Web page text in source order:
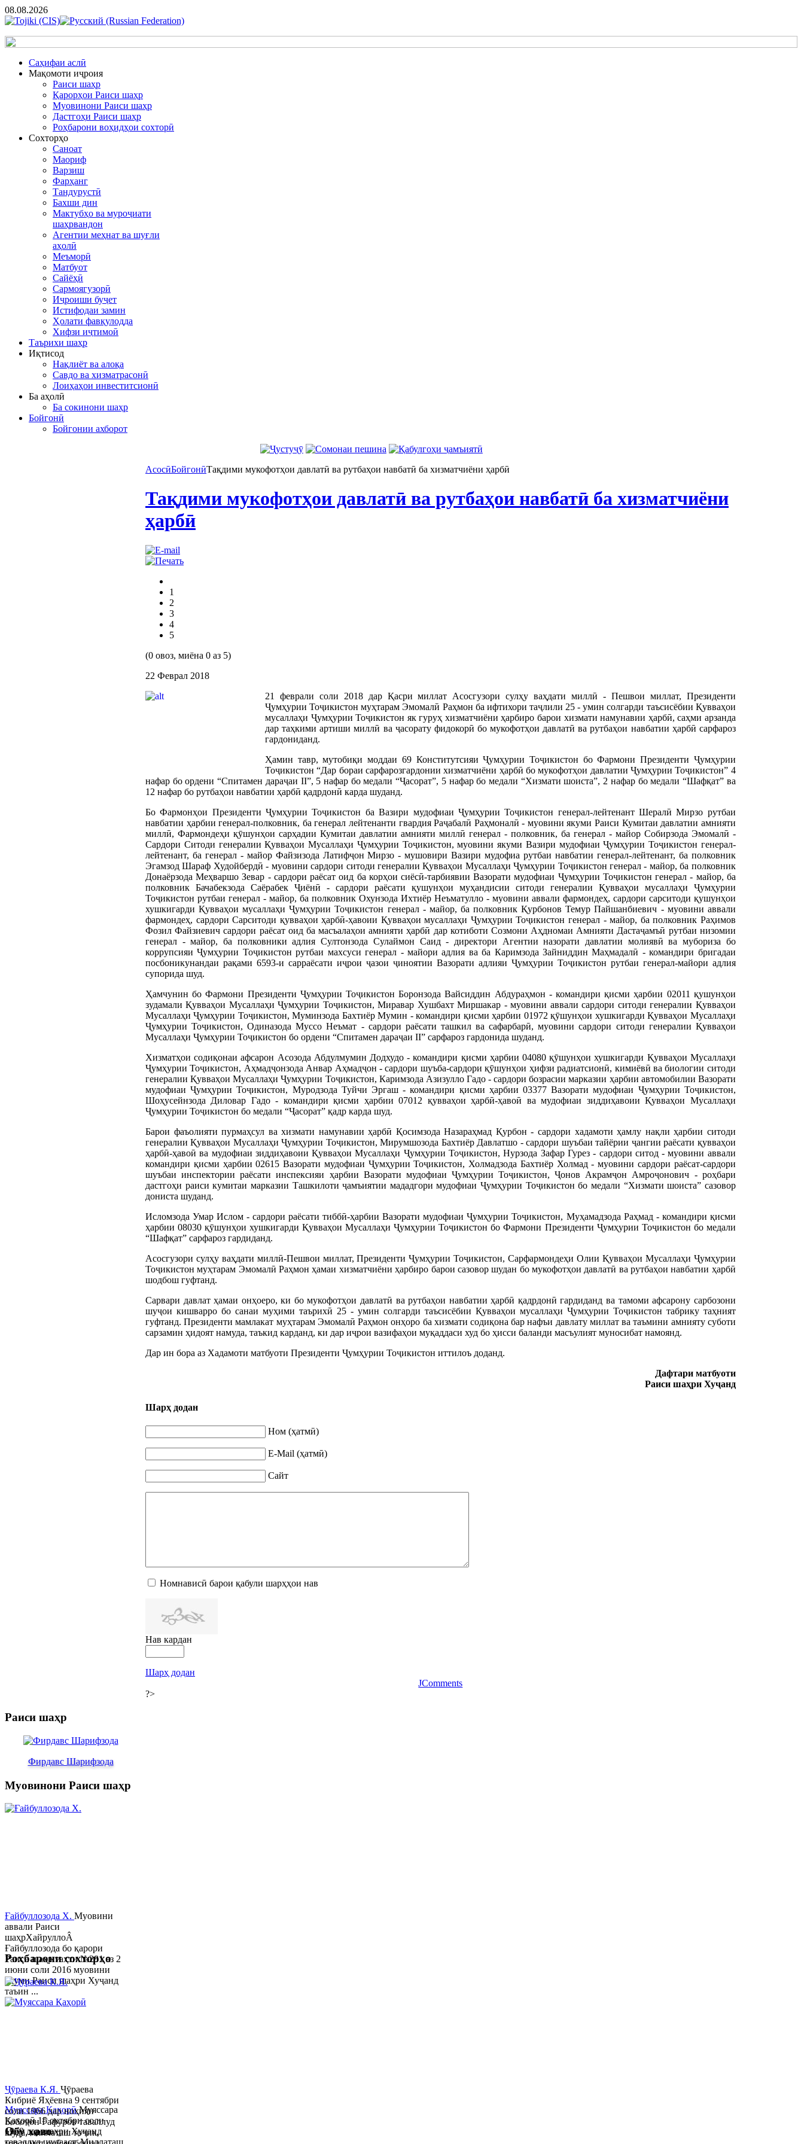
08.08.2026
Cаҳифаи аслӣ
Мақомоти иҷроия
Раиси шаҳр
Қарорҳои Раиси шаҳр
Муовинони Раиси шаҳр
Дастгоҳи Раиси шаҳр
Роҳбарони воҳидҳои сохторӣ
Сохторҳо
Саноат
Маориф
Варзиш
Фарҳанг
Тандурустӣ
Бахши дин
Мактубҳо ва муроҷиати
шаҳрвандон
Агентии меҳнат ва шуғли
аҳолӣ
Меъморӣ
Матбуот
Сайёҳӣ
Сармоягузорӣ
Иҷроиши буҷет
Истифодаи замин
Ҳолати фавқулодда
Хифзи иҷтимоӣ
Таърихи шаҳр
Иқтисод
Нақлиёт ва алоқа
Савдо ва хизматрасонӣ
Лоиҳаҳои инвеститсионӣ
Ба аҳолӣ
Ба сокинони шаҳр
Бойгонӣ
Бойгонии ахборот
АсосӣБойгонӣТақдими мукофотҳои давлатӣ ва рутбаҳои навбатӣ ба хизматчиёни ҳарбӣ
Тақдими мукофотҳои давлатӣ ва рутбаҳои навбатӣ ба хизматчиёни
ҳарбӣ
1
2
3
4
5
(0 овоз, миёна 0 аз 5)
22 Феврал 2018
21 феврали соли 2018 дар Қасри миллат Асосгузори сулҳу ваҳдати миллӣ - Пешвои миллат, Президенти
Ҷумҳурии Тоҷикистон муҳтарам Эмомалӣ Раҳмон ба ифтихори таҷлили 25 - умин солгарди таъсисёбии Қувваҳои
мусаллаҳи Ҷумҳурии Тоҷикистон як гуруҳ хизматчиёни ҳарбиро барои хизмати намунавии ҳарбӣ, саҳми арзанда
дар таҳкими артиши миллӣ ва ҷасорату фидокорӣ бо мукофотҳои давлатӣ ва рутбаҳои навбатии ҳарбӣ сарфароз
гардониданд.
Ҳамин тавр, мутобиқи моддаи 69 Конститутсияи Ҷумҳурии Тоҷикистон бо Фармони Президенти Ҷумҳурии
Тоҷикистон “Дар бораи сарфарозгардонии хизматчиёни ҳарбӣ бо мукофотҳои давлатии Ҷумҳурии Тоҷикистон” 4
нафар бо ордени “Спитамен дараҷаи II”, 5 нафар бо медали “Ҷасорат”, 5 нафар бо медали “Хизмати шоиста”, 2 нафар бо медали “Шафқат” ва
12 нафар бо рутбаҳои навбатии ҳарбӣ қадрдонӣ карда шуданд.
Бо Фармонҳои Президенти Ҷумҳурии Тоҷикистон ба Вазири мудофиаи Ҷумҳурии Тоҷикистон генерал-лейтенант Шералӣ Мирзо рутбаи
навбатии ҳарбии генерал-полковник, ба генерал лейтенанти гвардия Раҷабалӣ Раҳмоналӣ - муовини якуми Раиси Кумитаи давлатии амнияти
миллӣ, Фармондеҳи қӯшунҳои сарҳадии Кумитаи давлатии амнияти миллӣ генерал - полковник, ба генерал - майор Собирзода Эмомалӣ -
Сардори Ситоди генералии Қувваҳои Мусаллаҳи Ҷумҳурии Тоҷикистон, муовини якуми Вазири мудофиаи Ҷумҳурии Тоҷикистон генерал-
лейтенант, ба генерал - майор Файзизода Латифҷон Мирзо - мушовири Вазири мудофиа рутбаи навбатии генерал-лейтенант, ба полковник
Эгамзод Шараф Худойбердӣ - муовини сардори ситоди генералии Қувваҳои Мусаллаҳи Ҷумҳурии Тоҷикистон генерал - майор, ба полковник
Донаёрзода Меҳваршо Зевар - сардори раёсат оид ба корҳои сиёсӣ-тарбиявии Вазорати мудофиаи Ҷумҳурии Тоҷикистон генерал - майор, ба
полковник Бачабекзода Саёрабек Ҷиёнӣ - сардори раёсати қушунҳои муҳандисии ситоди генералии Қувваҳои мусаллаҳи Ҷумҳурии
Тоҷикистон рутбаи генерал - майор, ба полковник Охунзода Ихтиёр Неъматулло - муовини аввали фармондеҳ, сардори сарситоди қушунҳои
хушкигарди Қувваҳои мусаллаҳи Ҷумҳурии Тоҷикистон генерал - майор, ба полковник Қурбонов Темур Пайшанбиевич - муовини аввали
фармондеҳ, сардори Сарситоди қувваҳои ҳарбӣ-ҳавоии Қувваҳои мусаллаҳи Ҷумҳурии Тоҷикистон генерал - майор, ба полковник Раҳимов
Фозил Файзиевич сардори раёсат оид ба масъалаҳои амнияти ҳарбӣ дар котиботи Созмони Аҳдномаи Амнияти Дастаҷамъӣ рутбаи низомии
генерал - майор, ба полковники адлия Султонзода Сулаймон Саид - директори Агентии назорати давлатии молиявӣ ва мубориза бо
коррупсияи Ҷумҳурии Тоҷикистон рутбаи махсуси генерал - майори адлия ва ба Каримзода Зайниддин Маҳмадалӣ - командири бригадаи
посбоникунандаи рақами 6593-и сарраёсати иҷрои ҷазои ҷиноятии Вазорати адлияи Ҷумҳурии Тоҷикистон рутбаи генерал-майори адлия
супорида шуд.
Ҳамчунин бо Фармони Президенти Ҷумҳурии Тоҷикистон Боронзода Вайсиддин Абдураҳмон - командири қисми ҳарбии 02011 қушунҳои
зудамали Қувваҳои Мусаллаҳи Ҷумҳурии Тоҷикистон, Миравар Хушбахт Миршакар - муовини аввали сардори ситоди генералии Қувваҳои
Мусаллаҳи Ҷумҳурии Тоҷикистон, Муминзода Бахтиёр Мумин - командири қисми ҳарбии 01972 қӯшунҳои хушкигарди Қувваҳои Мусаллаҳи
Ҷумҳурии Тоҷикистон, Одиназода Муссо Неъмат - сардори раёсати ташкил ва сафарбарӣ, муовини сардори ситоди генералии Қувваҳои
Мусаллаҳи Ҷумҳурии Тоҷикистон бо ордени “Спитамен дараҷаи II” сарфароз гардонида шуданд.
Хизматҳои содиқонаи афсарон Асозода Абдулмумин Додхудо - командири қисми ҳарбии 04080 қӯшунҳои хушкигарди Қувваҳои Мусаллаҳи
Ҷумҳурии Тоҷикистон, Аҳмадҷонзода Анвар Аҳмадҷон - сардори шуъба-сардори қӯшунҳои ҳифзи радиатсионӣ, кимиёвӣ ва биологии ситоди
генералии Қувваҳои Мусаллаҳи Ҷумҳурии Тоҷикистон, Каримзода Азизулло Гадо - сардори бозрасии марказии ҳарбии автомобилии Вазорати
мудофиаи Ҷумҳурии Тоҷикистон, Муродзода Туйчи Эргаш - командири қисми ҳарбии 03377 Вазорати мудофиаи Ҷумҳурии Тоҷикистон,
Шоҳусейнзода Диловар Гадо - командири қисми ҳарбии 07012 қувваҳои ҳарбӣ-ҳавоӣ ва мудофиаи зиддиҳавоии Қувваҳои Мусаллаҳи
Ҷумҳурии Тоҷикистон бо медали “Ҷасорат” қадр карда шуд.
Барои фаъолияти пурмаҳсул ва хизмати намунавии ҳарбӣ Қосимзода Назараҳмад Қурбон - сардори хадамоти ҳамлу нақли ҳарбии ситоди
генералии Қувваҳои Мусаллаҳи Ҷумҳурии Тоҷикистон, Мирумшозода Бахтиёр Давлатшо - сардори шуъбаи тайёрии ҷангии раёсати қувваҳои
ҳарбӣ-ҳавоӣ ва мудофиаи зиддиҳавоии Қувваҳои Мусаллаҳи Ҷумҳурии Тоҷикистон, Нурзода Зафар Гурез - сардори ситод - муовини аввали
командири қисми ҳарбии 02615 Вазорати мудофиаи Ҷумҳурии Тоҷикистон, Холмадзода Бахтиёр Холмад - муовини сардори раёсат-сардори
шуъбаи инспектории раёсати инспексияи ҳарбии Вазорати мудофиаи Ҷумҳурии Тоҷикистон, Ҷонов Акрамҷон Амроҷонович - роҳбари
дастгоҳи раиси кумитаи марказии Ташкилоти ҷамъиятии мададгори мудофиаи Ҷумҳурии Тоҷикистон бо медали “Хизмати шоиста” сазовор
дониста шуданд.
Исломзода Умар Ислом - сардори раёсати тиббӣ-ҳарбии Вазорати мудофиаи Ҷумҳурии Тоҷикистон, Муҳамадзода Раҳмад - командири қисми
ҳарбии 08030 қӯшунҳои хушкигарди Қувваҳои Мусаллаҳи Ҷумҳурии Тоҷикистон бо Фармони Президенти Ҷумҳурии Тоҷикистон бо медали
“Шафқат” сарфароз гардиданд.
Асосгузори сулҳу ваҳдати миллӣ-Пешвои миллат, Президенти Ҷумҳурии Тоҷикистон, Сарфармондеҳи Олии Қувваҳои Мусаллаҳи Ҷумҳурии
Тоҷикистон муҳтарам Эмомалӣ Раҳмон ҳамаи хизматчиёни ҳарбиро барои сазовор шудан бо мукофотҳои давлатӣ ва рутбаҳои навбатии ҳарбӣ
шодбош гуфтанд.
Сарвари давлат ҳамаи онҳоеро, ки бо мукофотҳои давлатӣ ва рутбаҳои навбатии ҳарбӣ қадрдонӣ гардиданд ва тамоми афсарону сарбозони
шуҷои кишварро бо санаи муҳими таърихӣ 25 - умин солгарди таъсисёбии Қувваҳои мусаллаҳи Ҷумҳурии Тоҷикистон табрику таҳният
гуфтанд. Президенти мамлакат муҳтарам Эмомалӣ Раҳмон онҳоро ба хизмати содиқона бар нафъи давлату миллат ва таъмини амнияту суботи
сарзамин ҳидоят намуда, таъкид карданд, ки дар иҷрои вазифаҳои муқаддаси худ бо ҳисси баланди масъулият муносибат намоянд.
Дар ин бора аз Хадамоти матбуоти Президенти Ҷумҳурии Тоҷикистон иттилоъ доданд.
Дафтари матбуоти
Раиси шаҳри Хуҷанд
Шарҳ додан
Ном (ҳатмӣ)
E-Mail (ҳатмӣ)
Сайт
Номнависӣ барои қабули шарҳҳои нав
Нав кардан
Шарҳ додан
JComments
?>
Раиси шаҳр
Фирдавс Шарифзода
Муовинони Раиси шаҳр
Ғайбуллозода Х. Муовини
аввали Раиси
шаҳрХайруллоÂ
Ғайбуллозода бо қарори
Раиси шаҳр таҳти №281 аз 2
июни соли 2016 муовини
якуми Раиси шаҳри Хуҷанд
таъин ...
Муяссара ҚаҳорӣМуяссара
Қаҳорӣ 15 октябри соли
1979 дар шаҳри Хуҷанд
Роҳбарони сохторҳо
Ҷӯраева К.Я. Ҷӯраева
Кибриё Яҳёевна 9 сентябри
соли 1966 дар ноҳияи
Бобоҷон Ғафуров таваллуд
шуда, миллаташ тоҷик,
Обу хаво